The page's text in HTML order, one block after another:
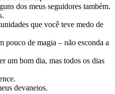
dos meus seguidores também.
que você teve medo de
pouco de magia – não esconda a
um bom dia, mas todos os dias
devaneios.